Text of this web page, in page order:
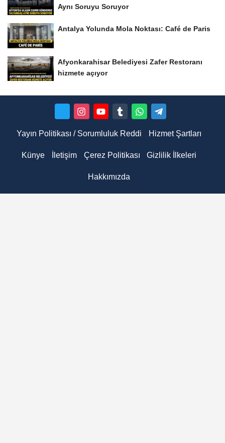
Aynı Soruyu Soruyor
Antalya Yolunda Mola Noktası: Café de Paris
Afyonkarahisar Belediyesi Zafer Restoranı
hizmete açıyor
Yayın Politikası / Sorumluluk Reddi Hizmet Şartları
Künye İletişim Çerez Politikası Gizlilik İlkeleri
Hakkımızda